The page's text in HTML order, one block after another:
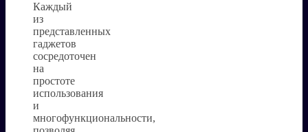
Каждый
из
представленных
гаджетов
сосредоточен
на
простоте
использования
и
многофункциональности,